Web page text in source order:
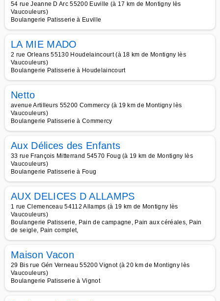
54 rue Jeanne D Arc 55200 Euville (à 17 km de Montigny lès
Vaucouleurs)
Boulangerie Patisserie à Euville
LA MIE MADO
2 rue Orleans 55130 Houdelaincourt (à 18 km de Montigny lès
Vaucouleurs)
Boulangerie Patisserie à Houdelaincourt
Netto
avenue Artilleurs 55200 Commercy (à 19 km de Montigny lès
Vaucouleurs)
Boulangerie Patisserie à Commercy
Aux Délices des Enfants
33 rue François Mitterrand 54570 Foug (à 19 km de Montigny lès
Vaucouleurs)
Boulangerie Patisserie à Foug
AUX DELICES D ALLAMPS
1 rue Clemenceau 54112 Allamps (à 19 km de Montigny lès
Vaucouleurs)
Boulangerie Patisserie, Pain de campagne, Pain aux céréales, Pain
de seigle, Pain complet,
Maison Vacon
29 Bis rue Gén Verneau 55200 Vignot (à 20 km de Montigny lès
Vaucouleurs)
Boulangerie Patisserie à Vignot